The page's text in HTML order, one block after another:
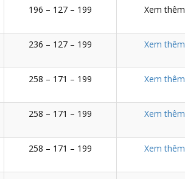
196 – 127 – 199 Xem thêm
236 – 127 – 199 Xem thêm
258 – 171 – 199 Xem thêm
258 – 171 – 199 Xem thêm
258 – 171 – 199 Xem thêm